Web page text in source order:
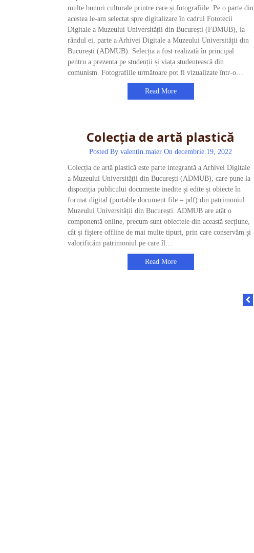
multe bunuri culturale printre care și fotografiile. Pe o parte din
acestea le-am selectat spre digitalizare în cadrul Fototecii
Digitale a Muzeului Universității din București (FDMUB), la
rândul ei, parte a Arhivei Digitale a Muzeului Universității din
București (ADMUB). Selecția a fost realizată în principal
pentru a prezenta pe studenții și viața studențească din
comunism. Fotografiile următoare pot fi vizualizate într-o…
Read More
Colecția de artă plastică
Posted Byvalentin.maier On decembrie 19, 2022
Colecția de artă plastică este parte integrantă a Arhivei Digitale
a Muzeului Universității din București (ADMUB), care pune la
dispoziția publicului documente inedite și edite și obiecte în
format digital (portable document file – pdf) din patrimoniul
Muzeului Universității din București. ADMUB are atât o
componentă online, precum sunt obiectele din această secțiune,
cât și fișiere offline de mai multe tipuri, prin care conservăm și
valorificăm patrimoniul pe care îl…
Read More